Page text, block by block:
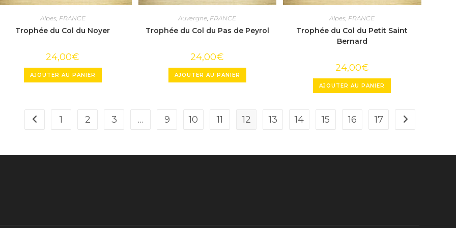
Alpes FRANCE
Trophée du Col du Noyer
24,00€
AJOUTER AU PANIER
Auvergne FRANCE
Trophée du Col du Pas de Peyrol
24,00€
AJOUTER AU PANIER
Alpes FRANCE
Trophée du Col du Petit Saint
Bernard
24,00€
AJOUTER AU PANIER
1 2 3 … 9 10 11 12 13 14 15 16 17